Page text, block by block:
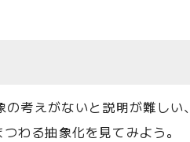
考えがないと説明が難し
わる抽象化を見てみよう。